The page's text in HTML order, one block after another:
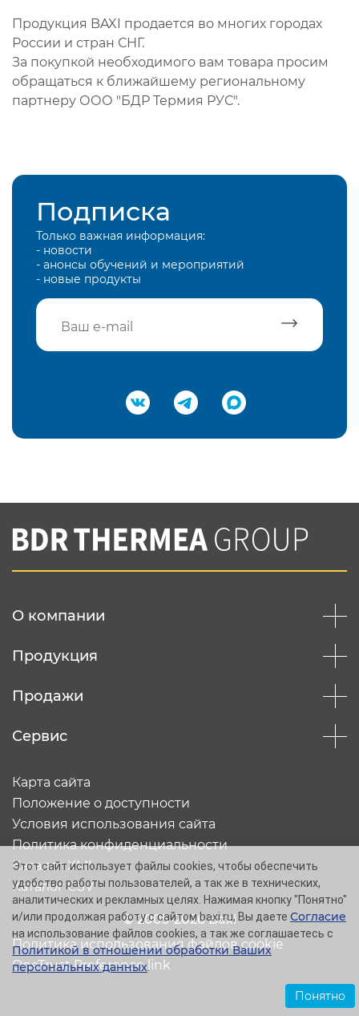
Продукция BAXI продается во многих городах
России и стран СНГ.
За покупкой необходимого вам товара просим
обращаться к ближайшему региональному
партнеру ООО "БДР Термия РУС".
Подписка
Только важная информация:
- новости
- анонсы обучений и мероприятий
- новые продукты
Подтвердить e-mail
Вы соглашаетесь с нашей политикой
конфеденциальности
О компании
Продукция
Продажи
Сервис
© 2005-2026 Baxi
Карта сайта
Положение о доступности
Условия использования сайта
Политика конфиденциальности
Каталог XML
Каталог CSV
Политика использования файлов cookie
OneTrust Preference link
Этот сайт использует файлы cookies, чтобы обеспечить
удобство работы пользователей, а так же в технических,
аналитических и рекламных целях. Нажимая кнопку "Понятно"
и/или продолжая работу с сайтом baxi.ru, Вы даете Согласие
на использование файлов cookies, а так же соглашаетесь с
Политикой в отношении обработки Ваших
персональных данных.
Понятно